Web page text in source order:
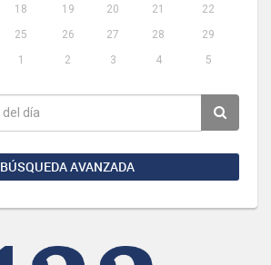
18 19 20 21
22
25 26 27 28
29
1 2 3 4 5
BÚSQUEDA AVANZADA